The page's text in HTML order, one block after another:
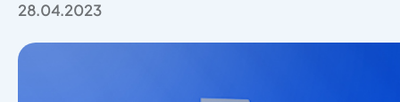
28.04.2023